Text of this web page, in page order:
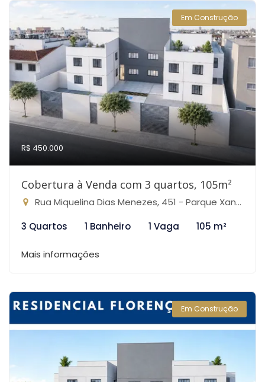
Em Construção
R$ 450.000
Cobertura à Venda com 3 quartos, 105m²
Rua Miquelina Dias Menezes, 451 - Parque Xangri-Lá, Contagem-MG
3 Quartos
1 Banheiro 1 Vaga 105 m²
Mais informações
Em Construção